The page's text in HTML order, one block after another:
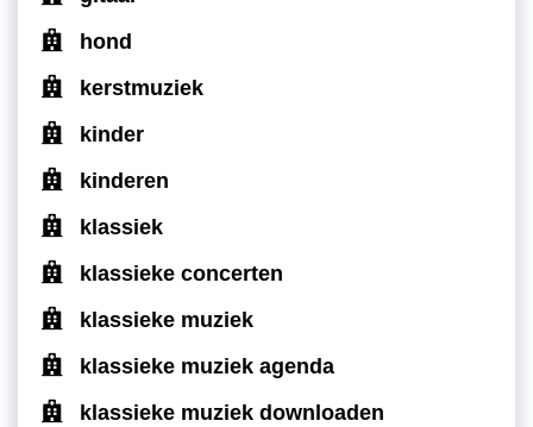
hond
kerstmuziek
kinder
kinderen
klassiek
klassieke concerten
klassieke muziek
klassieke muziek agenda
klassieke muziek downloaden